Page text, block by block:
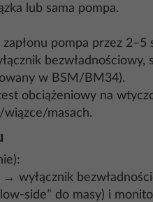
lub sama pompa.
pompa przez
w BSM/BM34).
obciążeniowy na
masach.
wyłącznik
do masy) i